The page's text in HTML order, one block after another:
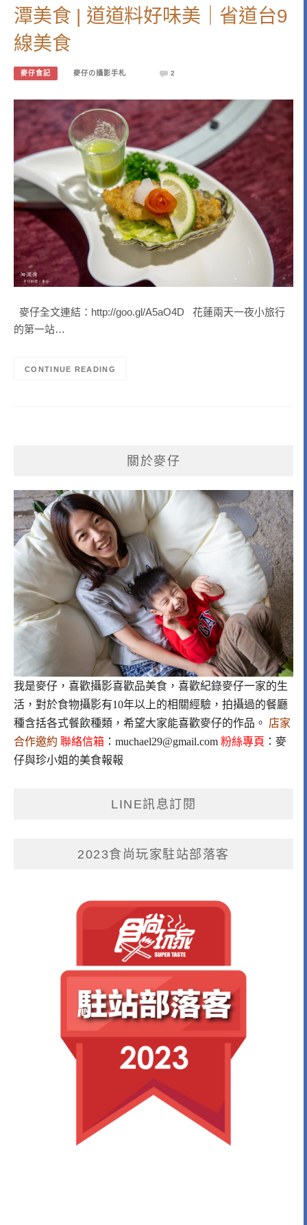
潭美食 | 道道料好味美｜省道台9
線美食
麥仔食記 麥仔の攝影手札 2
麥仔全文連結：http://goo.gl/A5aO4D 花蓮兩天一夜小旅行
的第一站…
CONTINUE READING
關於麥仔
我是麥仔，喜歡攝影喜歡品美食，喜歡紀錄麥仔一家的生
活，對於食物攝影有10年以上的相關經驗，拍攝過的餐廳
種含括各式餐飲種類，希望大家能喜歡麥仔的作品。 店家
合作邀約 聯絡信箱 ： muchael29@gmail.com 粉絲專頁 ： 麥
仔與珍小姐的美食報報
LINE訊息訂閱
2023食尚玩家駐站部落客